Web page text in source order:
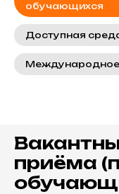
обучающихся
Доступная
Международное
приёма